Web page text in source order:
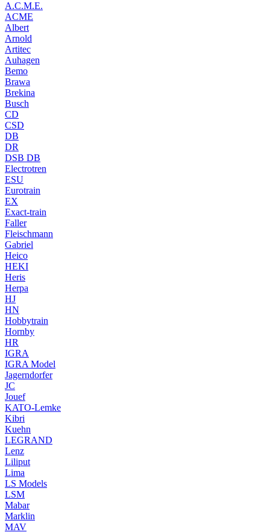
A.C.M.E.
ACME
Albert
Arnold
Artitec
Auhagen
Bemo
Brawa
Brekina
Busch
CD
CSD
DB
DR
DSB DB
Electrotren
ESU
Eurotrain
EX
Exact-train
Faller
Fleischmann
Gabriel
Heico
HEKI
Heris
Herpa
HJ
HN
Hobbytrain
Hornby
HR
IGRA
IGRA Model
Jagerndorfer
JC
Jouef
KATO-Lemke
Kibri
Kuehn
LEGRAND
Lenz
Liliput
Lima
LS Models
LSM
Mabar
Marklin
MAV